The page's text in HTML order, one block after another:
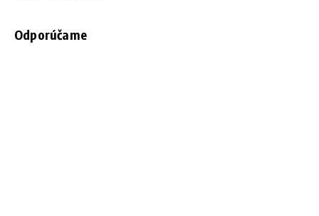
Odporúčame